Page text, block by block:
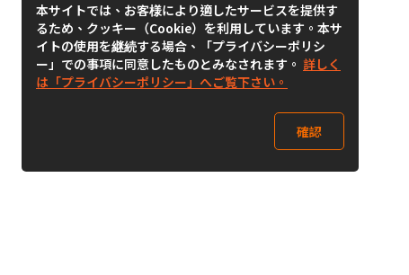
本サイトでは、お客様により適したサービスを提供す
るため、クッキー（Cookie）を利用しています。本サ
イトの使用を継続する場合、「プライバシーポリシ
ー」での事項に同意したものとみなされます。 詳しく
は「プライバシーポリシー」へご覧下さい。
確認